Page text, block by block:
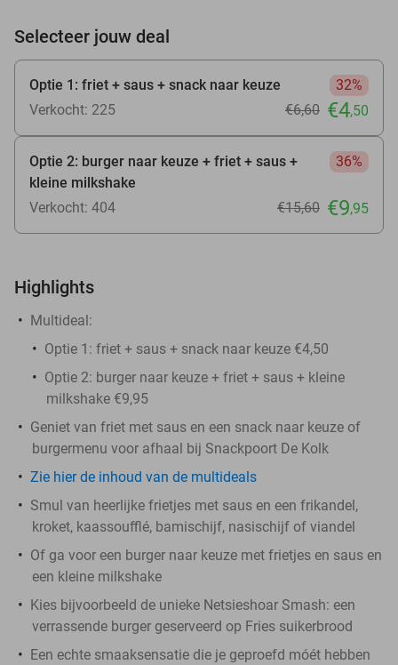
Selecteer jouw deal
Optie 1: friet + saus + snack naar keuze
32%
Verkocht: 225
€6,60 €4,50
Optie 2: burger naar keuze + friet + saus +
kleine milkshake
36%
Verkocht: 404 €15,60 €9,95
Highlights
Multideal:
Optie 1: friet + saus + snack naar keuze €4,50
Optie 2: burger naar keuze + friet + saus + kleine
milkshake €9,95
Geniet van friet met saus en een snack naar keuze of
burgermenu voor afhaal bij Snackpoort De Kolk
Zie hier de inhoud van de multideals
Smul van heerlijke frietjes met saus en een frikandel,
kroket, kaassoufflé, bamischijf, nasischijf of viandel
Of ga voor een burger naar keuze met frietjes en saus en
een kleine milkshake
Kies bijvoorbeeld de unieke Netsieshoar Smash: een
verrassende burger geserveerd op Fries suikerbrood
Een echte smaaksensatie die je geproefd móét hebben